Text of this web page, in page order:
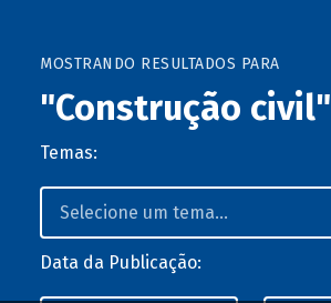
MOSTRANDO RESULTADOS PARA
"Construção civil"
Temas:
Data da Publicação: